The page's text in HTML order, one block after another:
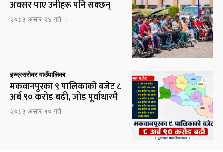
अवसर पाए उनीहरू पनि सक्छन्
२०८३ असार २४ गते ।
इन्द्रसरोवर गाउँपालिका
मकवानपुरका ९ पालिकाको बजेट ८
अर्ब ९० करोड बढी, जोड पूर्वाधारमै
२०८३ असार १० गते ।